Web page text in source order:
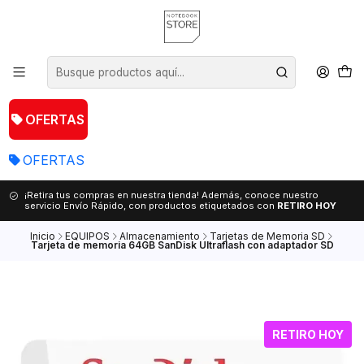
OFERTAS
OFERTAS
¡Retira tus compras en nuestra tienda! Además, conoce nuestro
servicio Envío Rápido, con productos etiquetados con RETIRO HOY
Inicio EQUIPOS Almacenamiento Tarjetas de Memoria SD
Tarjeta de memoria 64GB SanDisk Ultraflash con adaptador SD
RETIRO HOY